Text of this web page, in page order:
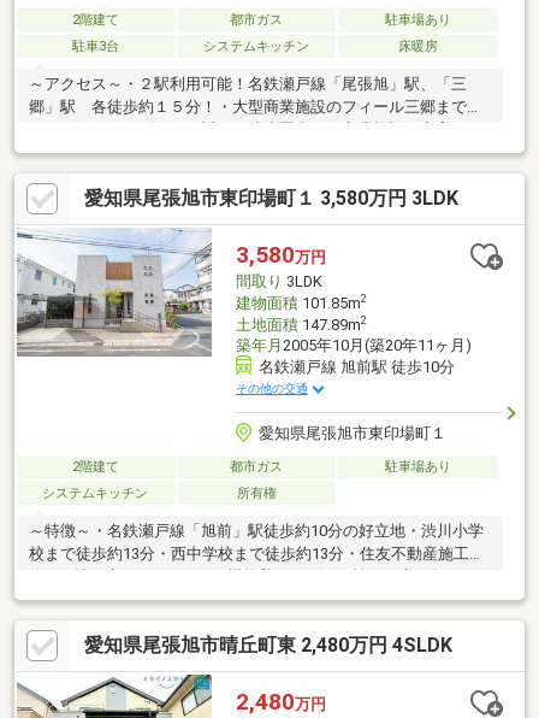
2階建て 都市ガス
駐車場あり
駐車3台
システムキッチン 床暖房
～アクセス～・２駅利用可能！名鉄瀬戸線「尾張旭」駅、「三
郷」駅 各徒歩約１５分！・大型商業施設のフィール三郷まで約
います！旭小学校/東中学校エリア～おすすめポイント～・ツーバ
イフォ－工法で地震や火災にも強く安心！・広々ＬＤＫ約１８
帖！主寝室も１０帖！隣接するウォークインクローゼットは２Ｗ
ＡＹで便利！・太陽光発電システム設置済みで毎月の光熱費も節
約！！・食器洗浄乾燥機・ＬＤ床暖房・温水洗浄便座・浴室暖房
乾燥機など生活を彩る設備仕様が整います！☆リフォームのご相
談も承りますのでお気軽にお問い合わせください♪
愛知県尾張旭市東印場町１ 3,580万円 3LDK
3,580万円
間取り 3LDK
建物面積101.85m2
土地面積147.89m2
築年月 2005年10月(築20年11ヶ月)
名鉄瀬戸線 旭前駅 徒歩10分
その他の交通
愛知県尾張旭市東印場町１
2階建て 都市ガス
駐車場あり
システムキッチン
所有権
～特徴～・名鉄瀬戸線「旭前」駅徒歩約10分の好立地・渋川小学
校まで徒歩約13分・西中学校まで徒歩約13分・住友不動産施工・
料理が楽しくなる、上質なキッチン・陽光あふれる開放的なリビ
ング。家族が集まる、温かな憩いの空間・静かで落ち着いた街並
み。邸宅へと続く、洗練された景観・周辺には落ち着いた住宅が
立ち並び、安心感があります
愛知県尾張旭市晴丘町東 2,480万円 4SLDK
2,480万円